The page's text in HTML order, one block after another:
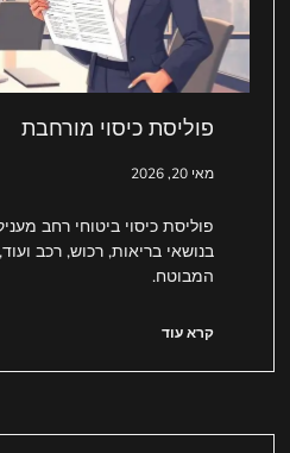
פוליסת כיסוי מורחבת
מאי 20, 2026
פוליסת כיסוי ביטוחי רחב
בנושאי בריאות, רכוש, רכב
המבוטח.
קרא עוד